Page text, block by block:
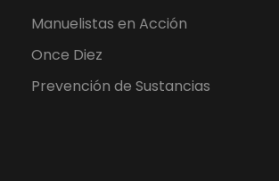
Manuelistas en Acción
Once Diez
Prevención de Sustancias